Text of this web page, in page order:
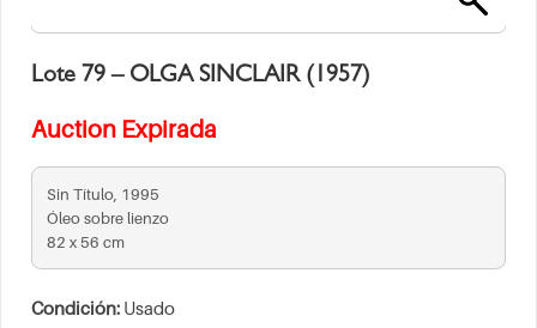
Lote 79 – OLGA SINCLAIR (1957)
Auction Expirada
Sin Título, 1995
Óleo sobre lienzo
82 x 56 cm
Condición: Usado